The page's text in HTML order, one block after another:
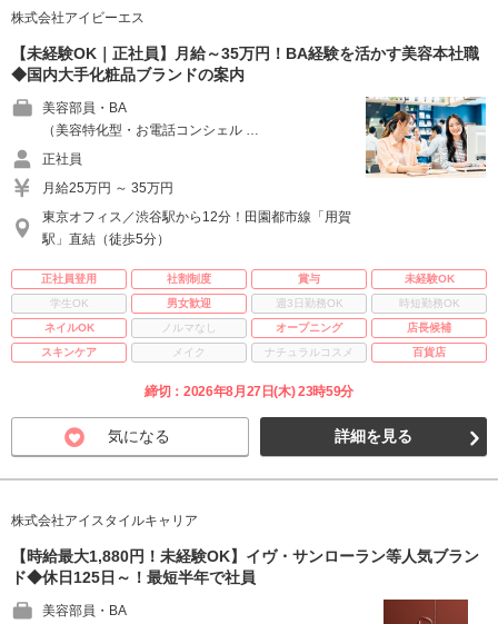
株式会社アイビーエス
【未経験OK｜正社員】月給～35万円！BA経験を活かす美容本社職
◆国内大手化粧品ブランドの案内
美容部員・BA
（美容特化型・お電話コンシェル …
正社員
月給25万円 ～ 35万円
東京オフィス／渋谷駅から12分！田園都市線「用賀
駅」直結（徒歩5分）
正社員登用 社割制度 賞与
未経験OK
学生OK
男女歓迎 週3日勤務OK
時短勤務OK
ネイルOK
ノルマなし オープニング
店長候補
スキンケア
メイク ナチュラルコスメ 百貨店
締切：2026年8月27日(木) 23時59分
気になる 詳細を見る
株式会社アイスタイルキャリア
【時給最大1,880円！未経験OK】イヴ・サンローラン等人気ブラン
ド◆休日125日～！最短半年で社員
美容部員・BA